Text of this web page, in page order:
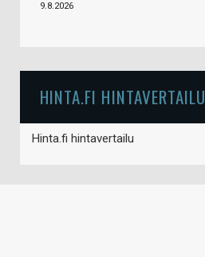
9.8.2026
HINTA.FI HINTAVERTAILU
Hinta.fi hintavertailu